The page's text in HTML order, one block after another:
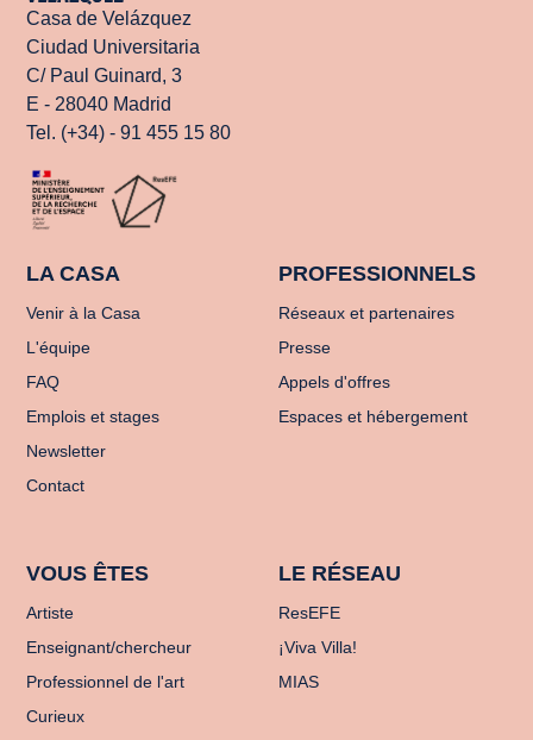
Casa de Velázquez
Ciudad Universitaria
C/ Paul Guinard, 3
E - 28040 Madrid
Tel. (+34) - 91 455 15 80
LA CASA
Venir à la Casa
L'équipe
FAQ
Emplois et stages
Newsletter
Contact
PROFESSIONNELS
Réseaux et partenaires
Presse
Appels d'offres
Espaces et hébergement
VOUS ÊTES
Artiste
Enseignant/chercheur
Professionnel de l'art
Curieux
LE RÉSEAU
ResEFE
¡Viva Villa!
MIAS